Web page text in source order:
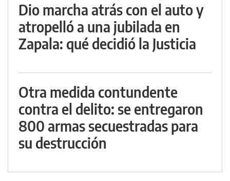
Dio marcha atrás con el auto y
atropelló a una jubilada en
Zapala: qué decidió la Justicia
Otra medida contundente
contra el delito: se entregaron
800 armas secuestradas para
su destrucción